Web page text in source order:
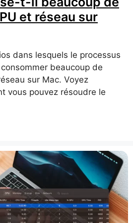
et réseau sur
dans lesquels le processus
beaucoup de
sur Mac. Voyez
vous pouvez résoudre le